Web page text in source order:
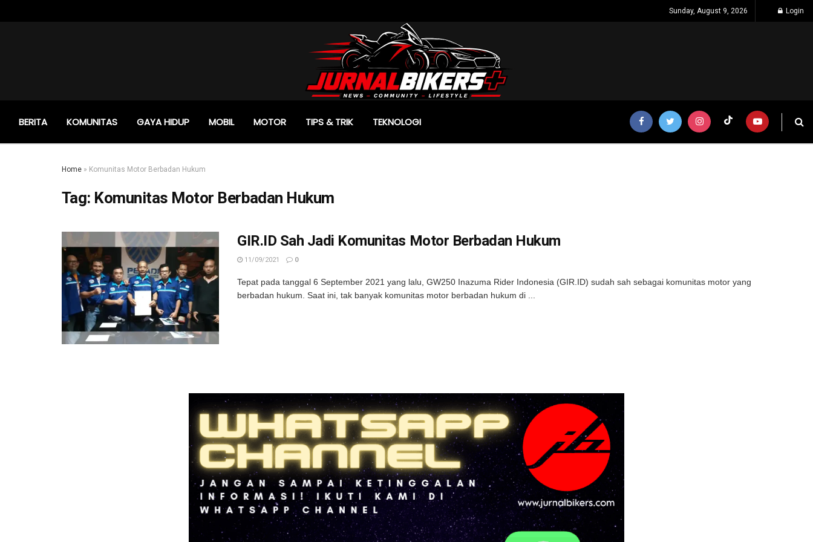
Sunday, August 9, 2026 Login
BERITA KOMUNITAS GAYA HIDUP MOBIL MOTOR TIPS & TRIK TEKNOLOGI
Home » Komunitas Motor Berbadan Hukum
Tag: Komunitas Motor Berbadan Hukum
GIR.ID Sah Jadi Komunitas Motor Berbadan Hukum
11/09/2021 0
Tepat pada tanggal 6 September 2021 yang lalu, GW250 Inazuma Rider Indonesia (GIR.ID) sudah sah sebagai komunitas motor yang
berbadan hukum. Saat ini, tak banyak komunitas motor berbadan hukum di ...